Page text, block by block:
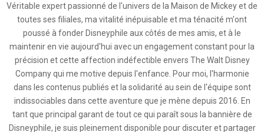
Véritable expert passionné de l'univers de la Maison de Mickey et de
toutes ses filiales, ma vitalité inépuisable et ma ténacité m'ont
poussé à fonder Disneyphile aux côtés de mes amis, et à le
maintenir en vie aujourd'hui avec un engagement constant pour la
précision et cette affection indéfectible envers The Walt Disney
Company qui me motive depuis l'enfance. Pour moi, l'harmonie
dans les contenus publiés et la solidarité au sein de l'équipe sont
indissociables dans cette aventure que je mène depuis 2016. En
tant que principal garant de tout ce qui paraît sous la bannière de
Disneyphile, je suis pleinement disponible pour discuter et partager